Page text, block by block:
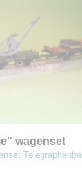
wagenset